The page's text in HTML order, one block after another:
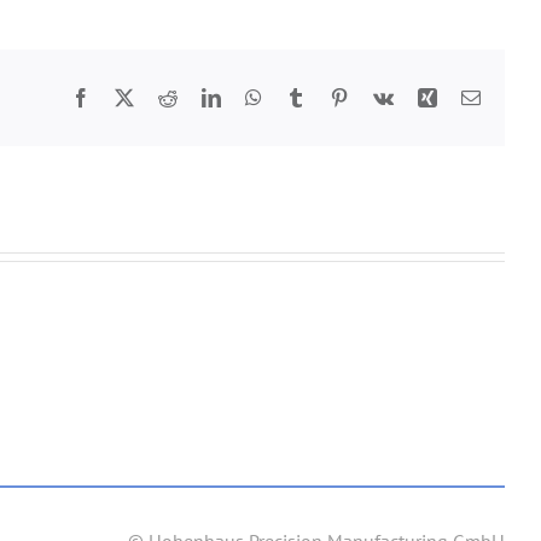
Facebook
TwitterRedditLinkedInWhatsApp
Tumblr Pinterest
Vk Xing E-